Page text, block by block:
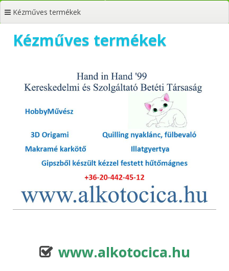
Kézműves termékek
Kézműves termékek
www.alkotocica.hu